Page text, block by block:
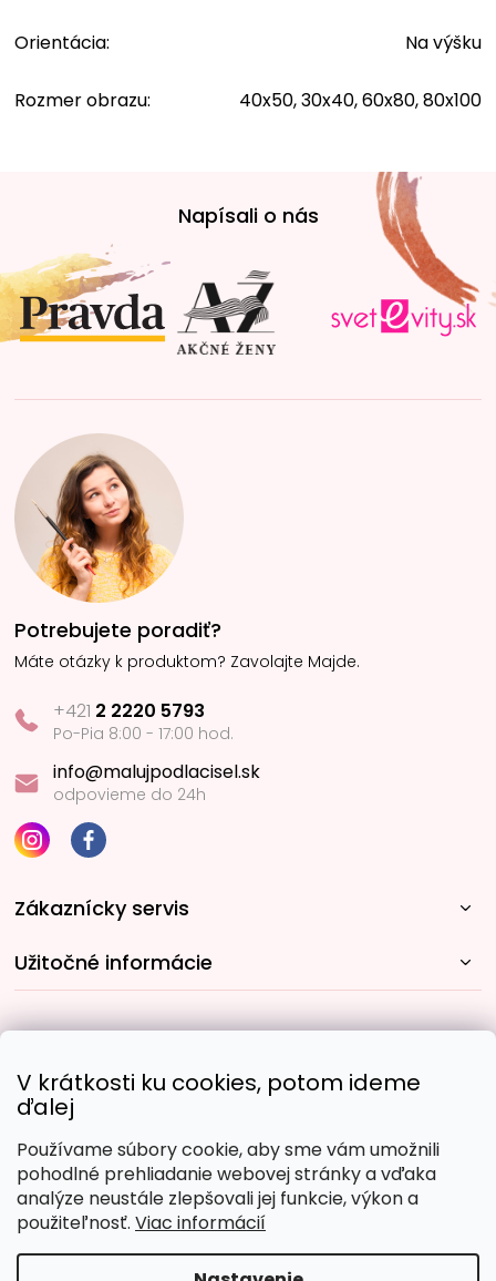
V krátkosti ku cookies, potom ideme
ďalej
Používame súbory cookie, aby sme vám umožnili
pohodlné prehliadanie webovej stránky a vďaka
analýze neustále zlepšovali jej funkcie, výkon a
použiteľnosť. Viac informácií
Orientácia: Na výšku
Rozmer obrazu: 40x50, 30x40, 60x80, 80x100
t
i
e
Napísali o nás
Potrebujete poradiť?
Máte otázky k produktom? Zavolajte Majde.
+421 2 2220 5793
Po-Pia 8:00 - 17:00 hod.
info@malujpodlacisel.sk
odpovieme do 24h
Zákaznícky servis
Užitočné informácie
Obľúbené spôsoby platby: